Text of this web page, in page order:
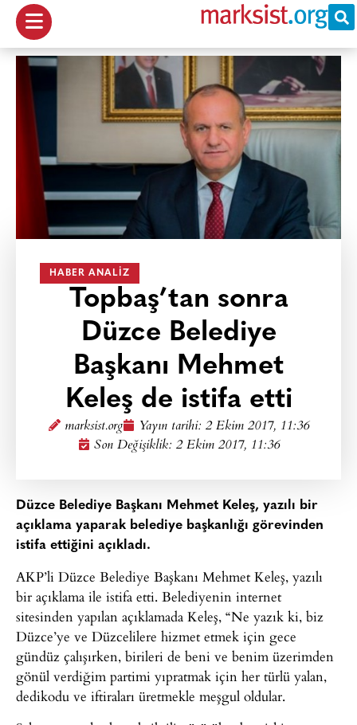
HABER ANALIZ
Topbaş’tan sonra
Düzce Belediye
Başkanı Mehmet
Keleş de istifa etti
marksist.org Yayın tarihi: 2 Ekim 2017, 11:36
Son Değişiklik: 2 Ekim 2017, 11:36
Düzce Belediye Başkanı Mehmet Keleş, yazılı bir
açıklama yaparak belediye başkanlığı görevinden
istifa ettiğini açıkladı.
AKP’li Düzce Belediye Başkanı Mehmet Keleş, yazılı
bir açıklama ile istifa etti. Belediyenin internet
sitesinden yapılan açıklamada Keleş, “Ne yazık ki, biz
Düzce’ye ve Düzcelilere hizmet etmek için gece
gündüz çalışırken, birileri de beni ve benim üzerimden
gönül verdiğim partimi yıpratmak için her türlü yalan,
dedikodu ve iftiraları üretmekle meşgul oldular.